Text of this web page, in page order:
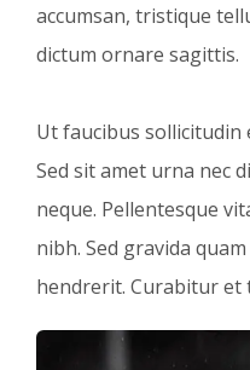
accumsan, tristique
dictum ornare sagittis.
Ut faucibus sollicitudin
Sed sit amet urna nec
neque. Pellentesque
nibh. Sed gravida
hendrerit. Curabitur et